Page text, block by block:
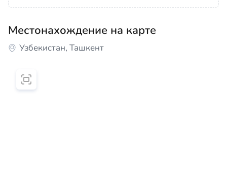
Местонахождение на карте
Узбекистан, Ташкент